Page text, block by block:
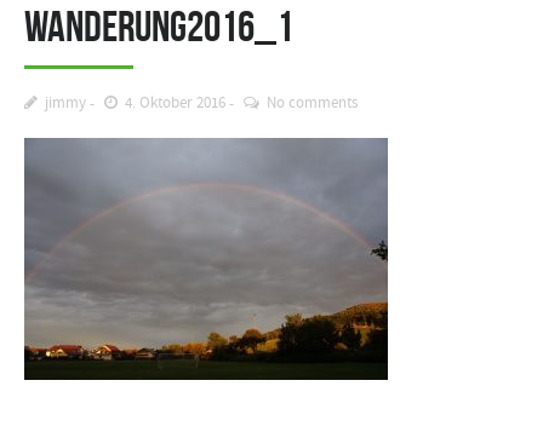
wanderung2016_1
jimmy 4. Oktober 2016 No comments